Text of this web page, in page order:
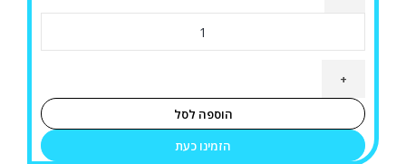
של
C
לבריכה
הוספה לסל
הזמינו כעת